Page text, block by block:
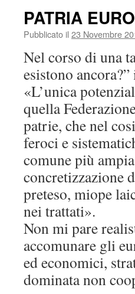
PATRIA
Pubblicato il 23 Novembre
Nel corso di una
esistono
«L’unica
quella
patrie, che nel
feroci e
comune più
concretizzazione
preteso, miope
nei trattati».
Non mi pare
accomunare gli
ed economici,
dominata non